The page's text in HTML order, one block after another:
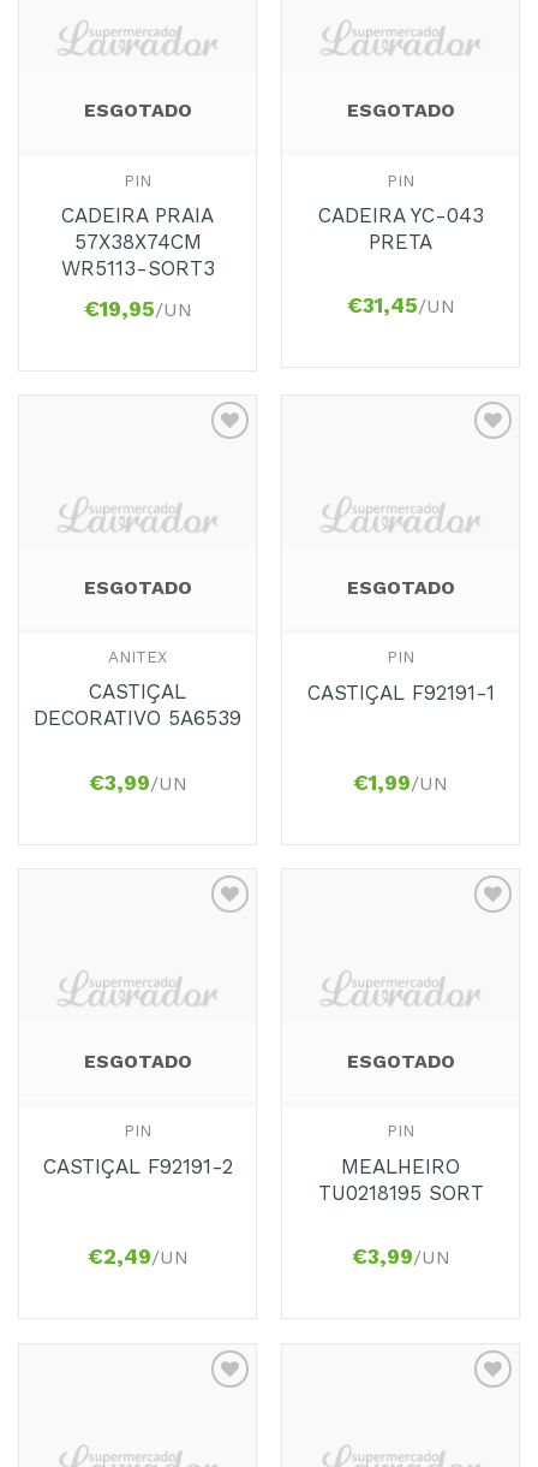
Favoritos
ESGOTADO
PIN
CADEIRA PRAIA
57X38X74CM
WR5113-SORT3
€19,95/UN
Favoritos
ESGOTADO
PIN
CADEIRA YC-043
PRETA
€31,45/UN
Favoritos
ESGOTADO
ANITEX
CASTIÇAL
DECORATIVO 5A6539
€3,99/UN
Favoritos
ESGOTADO
PIN
CASTIÇAL F92191-1
€1,99/UN
Favoritos
ESGOTADO
PIN
CASTIÇAL F92191-2
€2,49/UN
Favoritos
ESGOTADO
PIN
MEALHEIRO
TU0218195 SORT
€3,99/UN
Favoritos
Favoritos